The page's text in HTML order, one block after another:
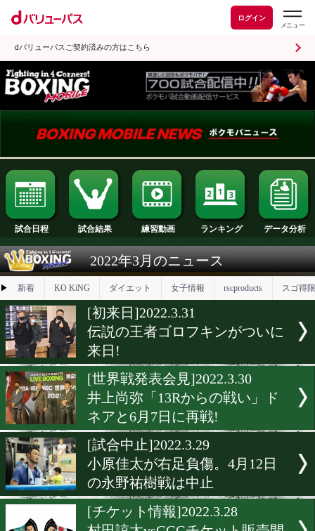
ログイン
dバリューパスご契約済みの方はこちら
試合日程 試合結果 練習動画 ランキング
2022年3月のニュース
▶ 新着 KO KiNG
[初来日]2022.3.31
伝説の王者ゴロフキンがつ
来日!
[世界戦発表会見]2022.3.30
井上尚弥「13Rからの戦い
ネアと6月7日に再戦!